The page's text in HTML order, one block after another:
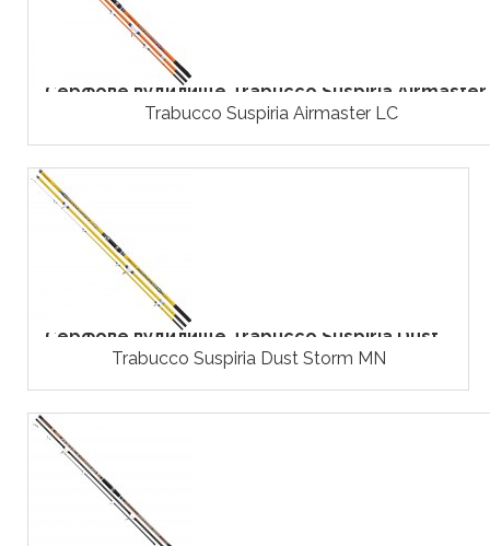
Серфове вудилище Trabucco Suspiria
Trabucco Suspiria Airmaster LC
Серфове вудилище Trabucco Suspiria Dust...
Trabucco Suspiria Dust Storm MN